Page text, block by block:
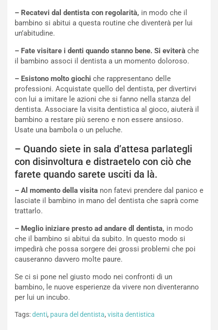
– Recatevi dal dentista con regolarità, in modo che il
bambino si abitui a questa routine che diventerà per lui
un’abitudine.
– Fate visitare i denti quando stanno bene. Si eviterà che
il bambino associ il dentista a un momento doloroso.
– Esistono molto giochi che rappresentano delle
professioni. Acquistate quello del dentista, per divertirvi
con lui a imitare le azioni che si fanno nella stanza del
dentista. Associare la visita dentistica al gioco, aiuterà il
bambino a restare più sereno e non essere ansioso.
Usate una bambola o un peluche.
– Quando siete in sala d’attesa parlategli
con disinvoltura e distraetelo con ciò che
farete quando sarete usciti da là.
– Al momento della visita non fatevi prendere dal panico e
lasciate il bambino in mano del dentista che saprà come
trattarlo.
– Meglio iniziare presto ad andare dl dentista, in modo
che il bambino si abitui da subito. In questo modo si
impedirà che possa sorgere dei grossi problemi che poi
causeranno davvero molte paure.
Se ci si pone nel giusto modo nei confronti di un
bambino, le nuove esperienze da vivere non diventeranno
per lui un incubo.
Tags:denti, paura del dentista, visita dentistica